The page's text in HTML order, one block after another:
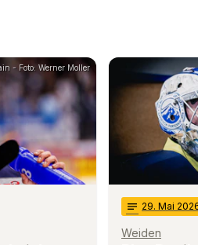
- Foto: Werner Moller
notes 29. Mai
Weiden